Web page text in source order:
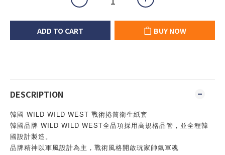
ADD TO CART BUY NOW
DESCRIPTION
韓國 WILD WILD WEST 戰術捲筒衛生紙套
韓國品牌 WILD WILD WEST全品項採用高規格品管，並全程韓
國設計製造。
品牌精神以軍風設計為主，戰術風格開啟玩家帥氣軍魂